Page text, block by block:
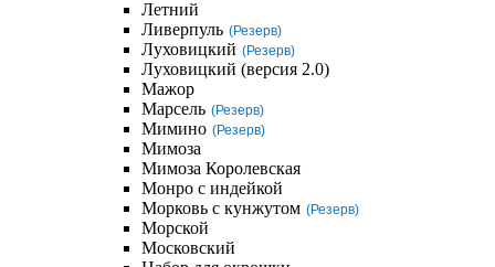
Летний
Ливерпуль (Резерв)
Луховицкий (Резерв)
Луховицкий (версия 2.0)
Мажор
Марсель (Резерв)
Мимино (Резерв)
Мимоза
Мимоза Королевская
Монро с индейкой
Морковь с кунжутом (Резерв)
Морской
Московский